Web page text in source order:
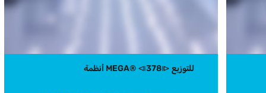
أنظمة MEGA® ⧏378⧐ للتوزيع